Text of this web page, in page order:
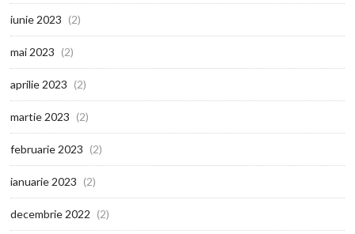
iunie 2023 (2)
mai 2023 (2)
aprilie 2023 (2)
martie 2023 (2)
februarie 2023 (2)
ianuarie 2023 (2)
decembrie 2022 (2)